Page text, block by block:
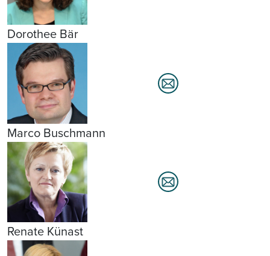
Dorothee Bär
Marco Buschmann
Renate Künast